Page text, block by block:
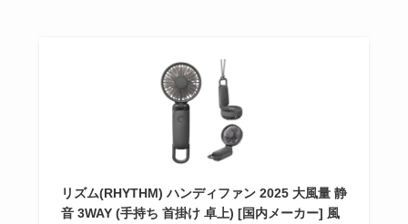
リズム(RHYTHM) ハンディファン 2025 大風量 静
音 3WAY (手持ち 首掛け 卓上) [国内メーカー] 風